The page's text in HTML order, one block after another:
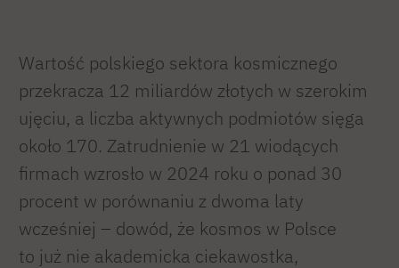
Wartość polskiego sektora kosmicznego
przekracza 12 miliardów złotych w szerokim
ujęciu, a liczba aktywnych podmiotów sięga
około 170. Zatrudnienie w 21 wiodących
firmach wzrosło w 2024 roku o ponad 30
procent w porównaniu z dwoma laty
wcześniej – dowód, że kosmos w Polsce
to już nie akademicka ciekawostka,